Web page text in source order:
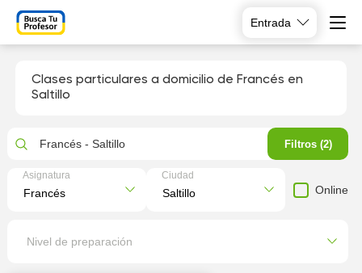
Entrada
Clases particulares a domicilio de Francés en
Saltillo
Francés - Saltillo Filtros (2)
Asignatura Ciudad
Online
Nivel de preparación